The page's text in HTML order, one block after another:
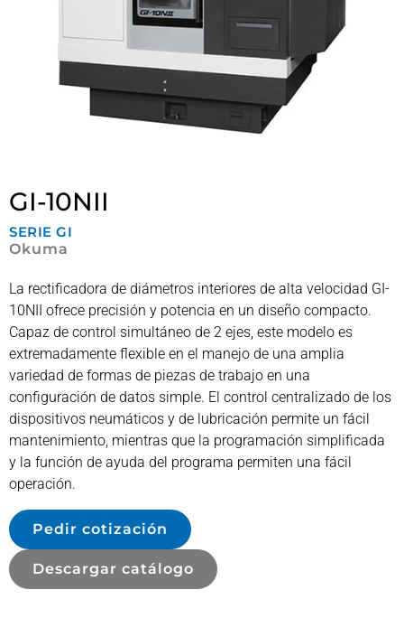
GI-10NII
SERIE GI
Okuma
La rectificadora de diámetros interiores de alta velocidad GI-
10NII ofrece precisión y potencia en un diseño compacto.
Capaz de control simultáneo de 2 ejes, este modelo es
extremadamente flexible en el manejo de una amplia
variedad de formas de piezas de trabajo en una
configuración de datos simple. El control centralizado de los
dispositivos neumáticos y de lubricación permite un fácil
mantenimiento, mientras que la programación simplificada
y la función de ayuda del programa permiten una fácil
operación.
Pedir cotización
Descargar catálogo